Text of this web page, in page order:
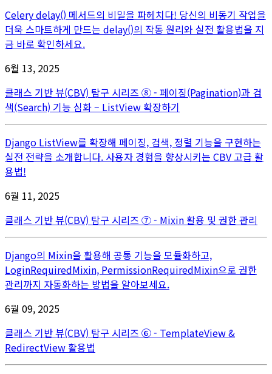
Celery delay() 메서드의 비밀을 파헤치다! 당신의 비동기 작업을
더욱 스마트하게 만드는 delay()의 작동 원리와 실전 활용법을 지
금 바로 확인하세요.
6월 13, 2025
클래스 기반 뷰(CBV) 탐구 시리즈 ⑧ - 페이징(Pagination)과 검
색(Search) 기능 심화 – ListView 확장하기
Django ListView를 확장해 페이징, 검색, 정렬 기능을 구현하는
실전 전략을 소개합니다. 사용자 경험을 향상시키는 CBV 고급 활
용법!
6월 11, 2025
클래스 기반 뷰(CBV) 탐구 시리즈 ⑦ - Mixin 활용 및 권한 관리
Django의 Mixin을 활용해 공통 기능을 모듈화하고,
LoginRequiredMixin, PermissionRequiredMixin으로 권한
관리까지 자동화하는 방법을 알아보세요.
6월 09, 2025
클래스 기반 뷰(CBV) 탐구 시리즈 ⑥ - TemplateView &
RedirectView 활용법